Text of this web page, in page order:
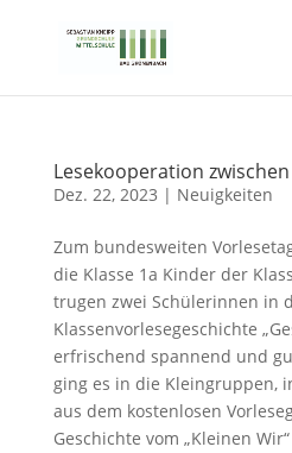
Lesekooperation
Dez. 22, 2023 | Neuigkeiten
Zum bundesweiten
die Klasse 1a Kinder der
trugen zwei Schülerinnen in
Klassenvorlesegeschichte
erfrischend spannend und
ging es in die Kleingruppen,
aus dem kostenlosen
Geschichte vom „Kleinen